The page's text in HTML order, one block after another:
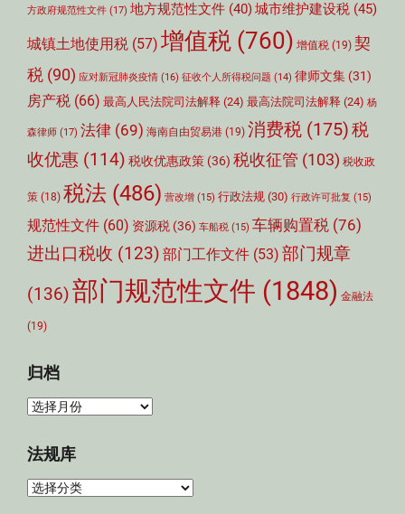
方政府规范性文件 (17) 地方规范性文件 (40)城市维护建设税 (45)
城镇土地使用税 (57) 增值税 (760) 增值税 (19) 契
税 (90) 应对新冠肺炎疫情 (16) 征收个人所得税问题 (14) 律师文集 (31)
房产税 (66) 最高人民法院司法解释 (24) 最高法院司法解释 (24) 杨
森律师 (17) 法律 (69) 海南自由贸易港 (19) 消费税 (175)税
收优惠 (114) 税收优惠政策 (36) 税收征管 (103) 税收政
策 (18) 税法 (486) 营改增 (15) 行政法规 (30) 行政许可批复 (15)
规范性文件 (60) 资源税 (36) 车船税 (15) 车辆购置税 (76)
进出口税收 (123) 部门工作文件 (53) 部门规章
(136)部门规范性文件 (1848) 金融法
(19)
归档
归
法规库
法